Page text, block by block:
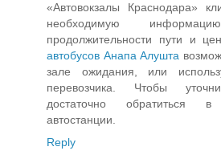
«Автовокзалы Краснодара»
необходимую
продолжительности пути и
автобусов Анапа Алушта
зале ожидания, или
перевозчика. Чтобы
достаточно обратиться
автостанции.
Reply